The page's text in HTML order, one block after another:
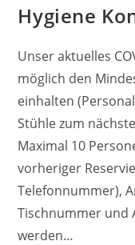
Hygiene
Unser aktuelles
möglich den
einhalten
Stühle zum
Maximal 10
vorheriger
Telefonnummer),
Tischnummer und
werden…